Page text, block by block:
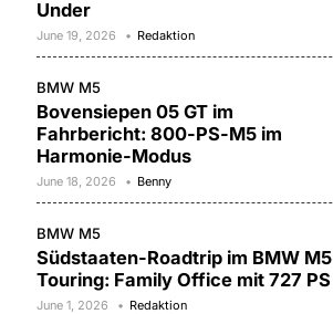
Under
June 19, 2026 Redaktion
BMW M5
Bovensiepen 05 GT im
Fahrbericht: 800-PS-M5 im
Harmonie-Modus
June 18, 2026 Benny
BMW M5
Südstaaten-Roadtrip im BMW M5
Touring: Family Office mit 727 PS
June 1, 2026 Redaktion